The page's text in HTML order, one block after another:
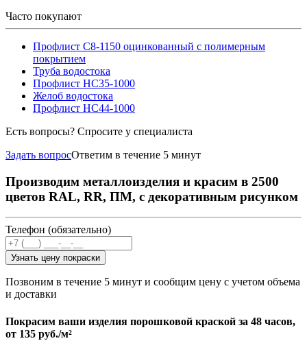
Часто покупают
Профлист С8-1150 оцинкованный с полимерным
покрытием
Труба водостока
Профлист НС35-1000
Желоб водостока
Профлист НС44-1000
Есть вопросы? Спросите у специалиста
Задать вопросОтветим в течение 5 минут
Производим металлоизделия и красим в 2500
цветов RAL, RR, ПМ, с декоративным рисунком
Телефон (обязательно)
Узнать цену покраски
Позвоним в течение 5 минут и сообщим цену с учетом объема
и доставки
Покрасим ваши изделия порошковой краской за 48 часов,
от 135 руб./м²